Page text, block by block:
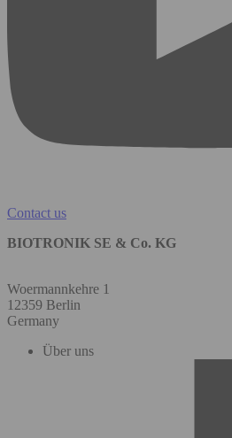
Contact us
BIOTRONIK SE & Co. KG
Woermannkehre 1
12359 Berlin
Germany
Über uns